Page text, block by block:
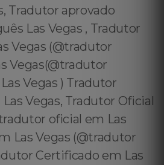
Tradutor aprovado
Las Vegas , Tradutor
Vegas (@tradutor
Vegas(@tradutor
Vegas ) Tradutor
Vegas, Tradutor Oficial
oficial em Las
Las Vegas (@tradutor
Certificado em Las